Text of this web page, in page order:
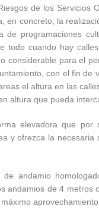
de los Servicios
en concreto, la
de programaciones
todo cuando hay
considerable para el
con el fin de
el altura en las
altura que pueda
elevadora que por
y ofrezca la
de andamio
andamios de 4 metros
aprovechamiento